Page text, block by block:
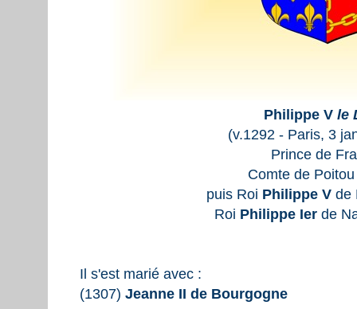
Philippe V le
(v.1292 - Paris, 3
Prince de
Comte de
puis Roi Philippe V de
Roi Philippe Ier de
Il s'est marié avec :
(1307) Jeanne II de Bourgogne